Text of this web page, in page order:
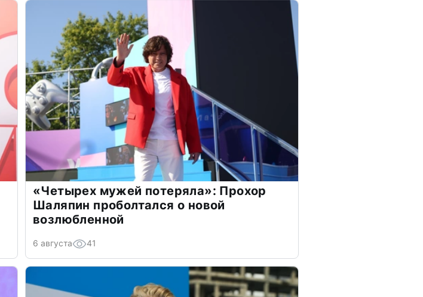
«Четырех мужей потеряла»: Прохор
Шаляпин проболтался о новой
возлюбленной
6 августа 41